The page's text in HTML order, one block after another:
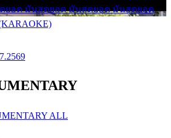
ยอด มันสุดยอด มันสุดยอด มันสุดยอด
ALL